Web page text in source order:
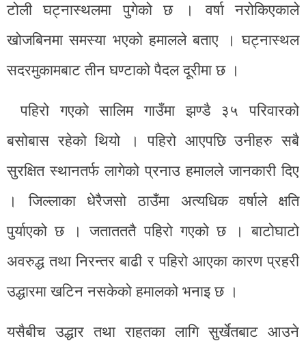
टोली घट्नास्थलमा पुगेको छ । वर्षा नरोकिएकाले
खोजबिनमा समस्या भएको हमालले बताए । घट्नास्थल
सदरमुकामबाट तीन घण्टाको पैदल दूरीमा छ ।
पहिरो गएको सालिम गाउँमा झण्डै ३५ परिवारको
बसोबास रहेको थियो । पहिरो आएपछि उनीहरु सबै
सुरक्षित स्थानतर्फ लागेको प्रनाउ हमालले जानकारी दिए
। जिल्लाका धेरैजसो ठाउँमा अत्यधिक वर्षाले क्षति
पुर्याएको छ । जतातततै पहिरो गएको छ । बाटोघाटो
अवरुद्ध तथा निरन्तर बाढी र पहिरो आएका कारण प्रहरी
उद्धारमा खटिन नसकेको हमालको भनाइ छ ।
यसैबीच उद्धार तथा राहतका लागि सुर्खेतबाट आउने